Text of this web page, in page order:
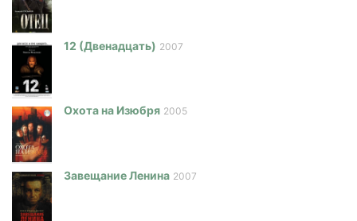
12 (Двенадцать) 2007
Охота на Изюбря 2005
Завещание Ленина 2007